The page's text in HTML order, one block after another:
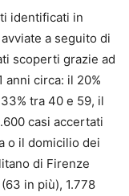
identificati in
a seguito di
scoperti grazie ad
anni circa: il 20%
tra 40 e 59, il
casi accertati
o il domicilio dei
di Firenze
in più), 1.778